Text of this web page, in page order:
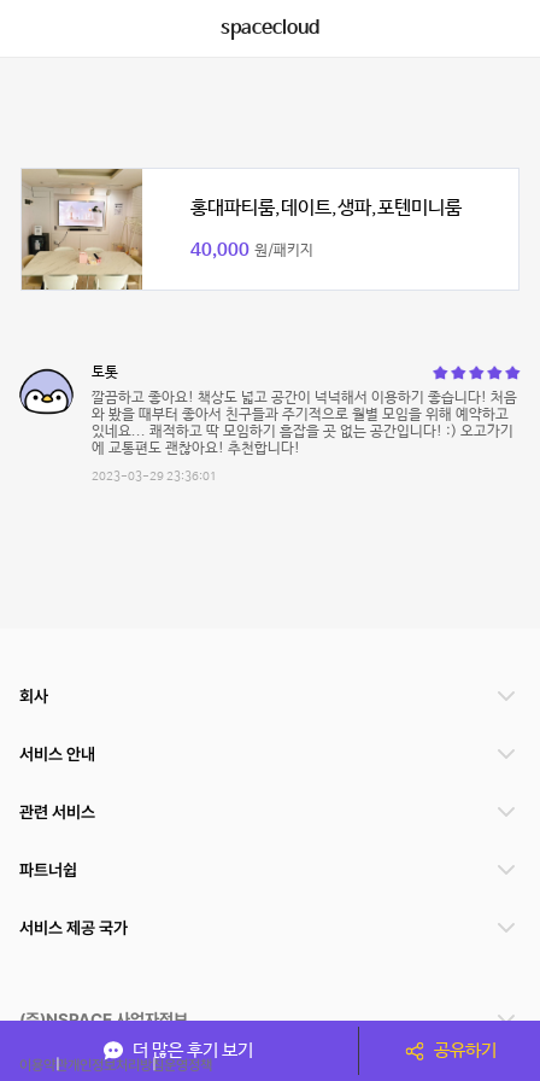
spacecloud
홍대파티룸,데이트,생파,포텐미니룸
40,000 원/패키지
토톳
깔끔하고 좋아요! 책상도 넓고 공간이 넉넉해서 이용하기 좋습니다! 처음
와 봤을 때부터 좋아서 친구들과 주기적으로 월별 모임을 위해 예약하고
있네요... 쾌적하고 딱 모임하기 흠잡을 곳 없는 공간입니다! :) 오고가기
에 교통편도 괜찮아요! 추천합니다!
2023-03-29 23:36:01
더 많은 후기 보기 공유하기
회사
서비스 안내
관련 서비스
파트너쉽
서비스 제공 국가
(주)NSPACE 사업자정보
이용약관개인정보처리방침운영정책